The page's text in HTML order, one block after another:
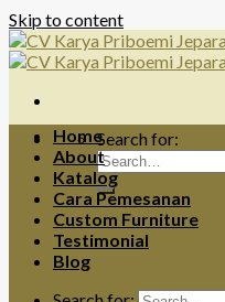
Skip to content
Search for:
Home
About
Katalog
Cara Pemesanan
Custom Furniture
Testimonial
Blog